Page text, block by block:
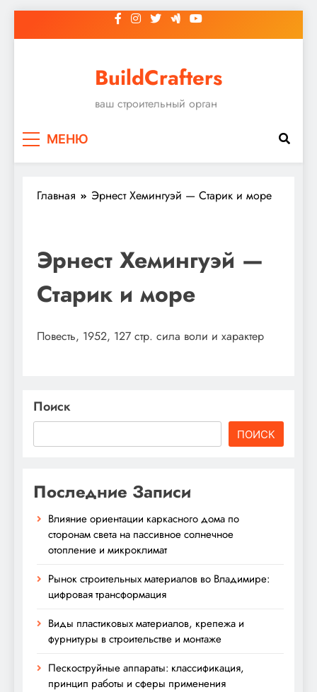
к
BuildCrafters
ваш строительный орган
МЕНЮ
Главная Эрнест Хемингуэй — Старик и море
Эрнест Хемингуэй —
Старик и море
Повесть, 1952, 127 стр. сила воли и характер
Поиск
ПОИСК
Последние Записи
Влияние ориентации каркасного дома по
сторонам света на пассивное солнечное
отопление и микроклимат
Рынок строительных материалов во Владимире:
цифровая трансформация
Виды пластиковых материалов, крепежа и
фурнитуры в строительстве и монтаже
Пескоструйные аппараты: классификация,
принцип работы и сферы применения